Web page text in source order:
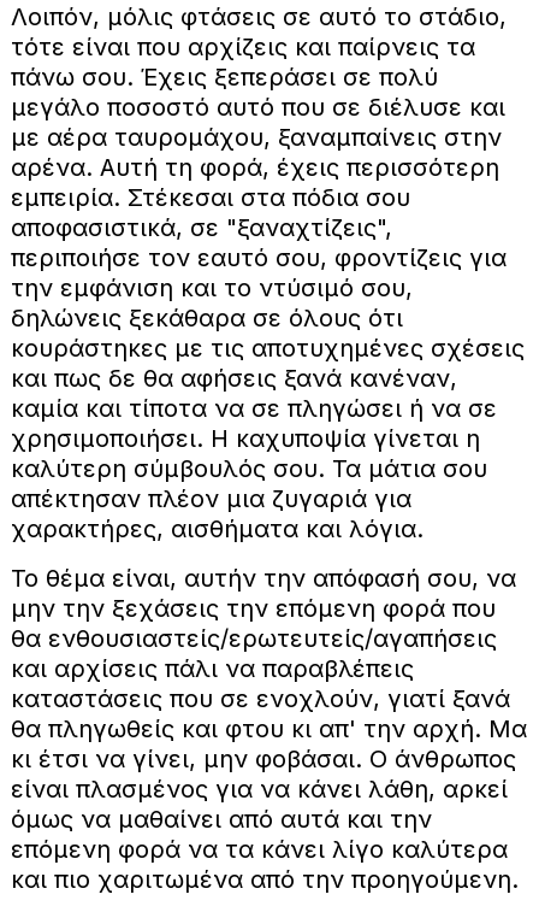
Λοιπόν, μόλις φτάσεις σε αυτό το στάδιο,
τότε είναι που αρχίζεις και παίρνεις τα
πάνω σου. Έχεις ξεπεράσει σε πολύ
μεγάλο ποσοστό αυτό που σε διέλυσε και
με αέρα ταυρομάχου, ξαναμπαίνεις στην
αρένα. Αυτή τη φορά, έχεις περισσότερη
εμπειρία. Στέκεσαι στα πόδια σου
αποφασιστικά, σε "ξαναχτίζεις",
περιποιήσε τον εαυτό σου, φροντίζεις για
την εμφάνιση και το ντύσιμό σου,
δηλώνεις ξεκάθαρα σε όλους ότι
κουράστηκες με τις αποτυχημένες σχέσεις
και πως δε θα αφήσεις ξανά κανέναν,
καμία και τίποτα να σε πληγώσει ή να σε
χρησιμοποιήσει. Η καχυποψία γίνεται η
καλύτερη σύμβουλός σου. Τα μάτια σου
απέκτησαν πλέον μια ζυγαριά για
χαρακτήρες, αισθήματα και λόγια.
Το θέμα είναι, αυτήν την απόφασή σου, να
μην την ξεχάσεις την επόμενη φορά που
θα ενθουσιαστείς/ερωτευτείς/αγαπήσεις
και αρχίσεις πάλι να παραβλέπεις
καταστάσεις που σε ενοχλούν, γιατί ξανά
θα πληγωθείς και φτου κι απ' την αρχή. Μα
κι έτσι να γίνει, μην φοβάσαι. Ο άνθρωπος
είναι πλασμένος για να κάνει λάθη, αρκεί
όμως να μαθαίνει από αυτά και την
επόμενη φορά να τα κάνει λίγο καλύτερα
και πιο χαριτωμένα από την προηγούμενη.